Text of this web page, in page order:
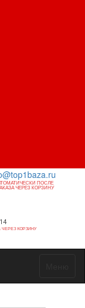
ПОСЛЕ
ЧЕРЕЗ КОРЗИНУ
КОРЗИНУ